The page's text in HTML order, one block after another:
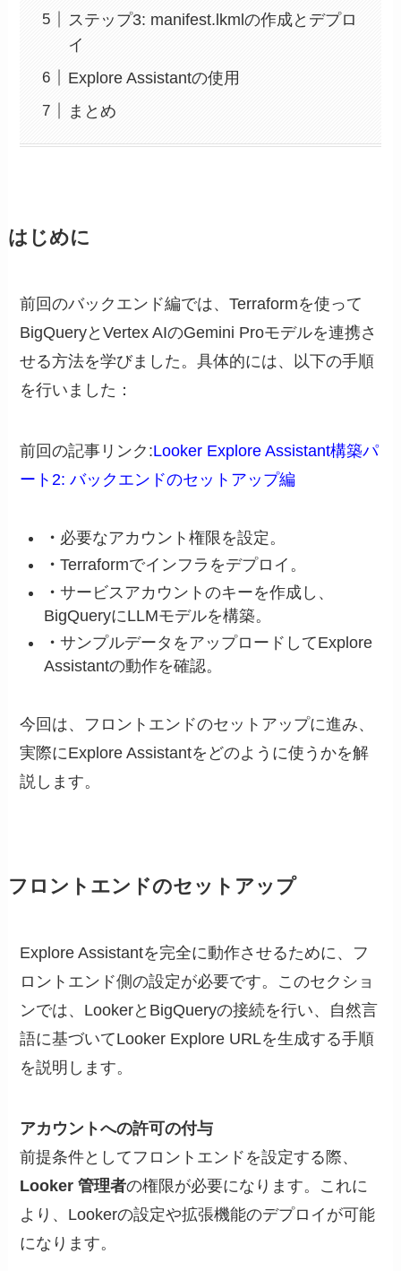
ステップ3: manifest.lkmlの作成とデプロ
イ
Explore Assistantの使用
まとめ
はじめに
前回のバックエンド編では、Terraformを使って
BigQueryとVertex AIのGemini Proモデルを連携さ
せる方法を学びました。具体的には、以下の手順
を行いました：
前回の記事リンク:Looker Explore Assistant構築パ
ート2: バックエンドのセットアップ編
・ 必要なアカウント権限を設定。
・Terraformでインフラをデプロイ。
・サービスアカウントのキーを作成し、
BigQueryにLLMモデルを構築。
・サンプルデータをアップロードしてExplore
Assistantの動作を確認。
今回は、フロントエンドのセットアップに進み、
実際にExplore Assistantをどのように使うかを解
説します。
フロントエンドのセットアップ
Explore Assistantを完全に動作させるために、フ
ロントエンド側の設定が必要です。このセクショ
ンでは、LookerとBigQueryの接続を行い、自然言
語に基づいてLooker Explore URLを生成する手順
を説明します。
アカウントへの許可の付与
前提条件としてフロントエンドを設定する際、
Looker 管理者の権限が必要になります。これに
より、Lookerの設定や拡張機能のデプロイが可能
になります。